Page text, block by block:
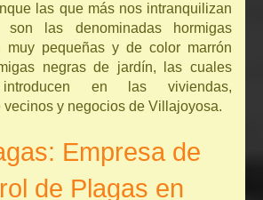
las que más nos intranquilizan
son las denominadas hormigas
muy pequeñas y de color marrón
negras de jardín, las cuales
en las viviendas,
y negocios de Villajoyosa.
Empresa de
de Plagas en